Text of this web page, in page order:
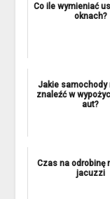
Co ile wymieniać
oknach?
Jakie samochody
znaleźć w
aut?
Czas na odrobinę
jacuzzi